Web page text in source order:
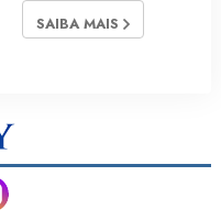
SAIBA MAIS